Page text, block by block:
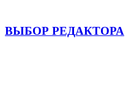
ВЫБОР РЕДАКТОРА